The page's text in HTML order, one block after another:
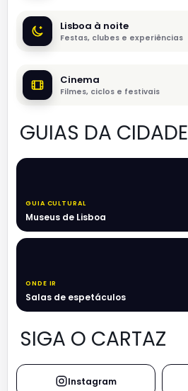
Lisboa à noite
Festas, clubes e experiências
Cinema
Filmes, ciclos e festivais
GUIAS DA CIDADE
GUIA CULTURAL
Museus de Lisboa
ONDE IR
Salas de espetáculos
SIGA O CARTAZ
Instagram